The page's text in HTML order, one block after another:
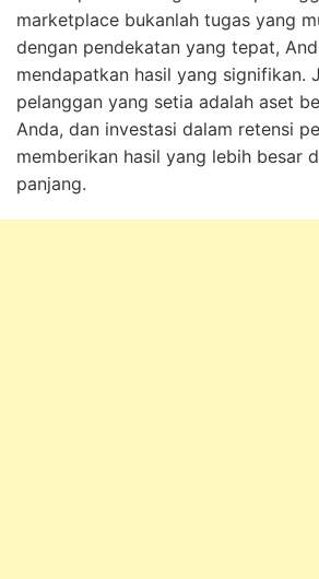
marketplace bukanlah tugas yang
dengan pendekatan yang tepat,
mendapatkan hasil yang signifikan.
pelanggan yang setia adalah aset
Anda, dan investasi dalam retensi
memberikan hasil yang lebih besar
panjang.